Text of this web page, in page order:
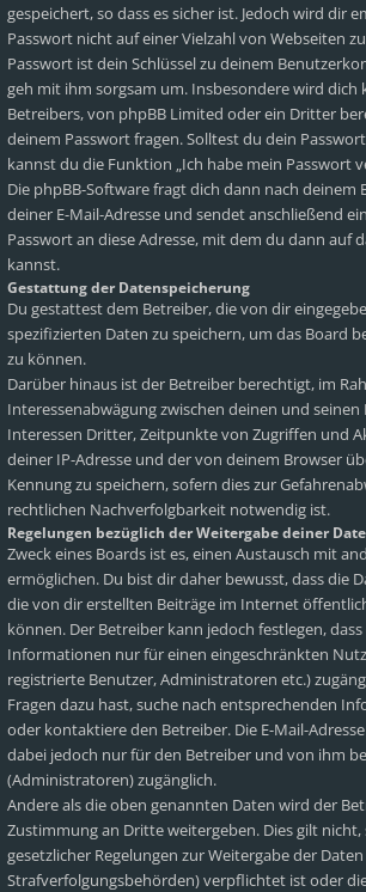
gespeichert, so dass es sicher ist. Jedoch wird dir
Passwort nicht auf einer Vielzahl von Webseiten
Passwort ist dein Schlüssel zu deinem
geh mit ihm sorgsam um. Insbesondere wird dich
Betreibers, von phpBB Limited oder ein Dritter
deinem Passwort fragen. Solltest du dein
kannst du die Funktion „Ich habe mein Passwort
Die phpBB-Software fragt dich dann nach deinem
deiner E-Mail-Adresse und sendet anschließend
Passwort an diese Adresse, mit dem du dann auf
kannst.
Gestattung der Datenspeicherung
Du gestattest dem Betreiber, die von dir
spezifizierten Daten zu speichern, um das Board
zu können.
Darüber hinaus ist der Betreiber berechtigt, im
Interessenabwägung zwischen deinen und seinen
Interessen Dritter, Zeitpunkte von Zugriffen und
deiner IP-Adresse und der von deinem Browser
Kennung zu speichern, sofern dies zur
rechtlichen Nachverfolgbarkeit notwendig ist.
Regelungen bezüglich der Weitergabe deiner
Zweck eines Boards ist es, einen Austausch mit
ermöglichen. Du bist dir daher bewusst, dass die
die von dir erstellten Beiträge im Internet
können. Der Betreiber kann jedoch festlegen,
Informationen nur für einen eingeschränkten
registrierte Benutzer, Administratoren etc.)
Fragen dazu hast, suche nach entsprechenden
oder kontaktiere den Betreiber. Die E-Mail-
dabei jedoch nur für den Betreiber und von ihm
(Administratoren) zugänglich.
Andere als die oben genannten Daten wird der
Zustimmung an Dritte weitergeben. Dies gilt
gesetzlicher Regelungen zur Weitergabe der Daten
Strafverfolgungsbehörden) verpflichtet ist oder